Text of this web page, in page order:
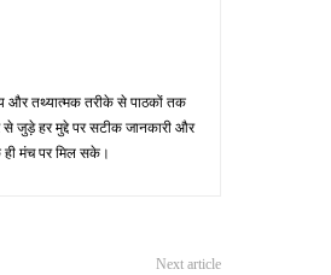
और तथ्यात्मक तरीके से पाठकों तक
से जुड़े हर मुद्दे पर सटीक जानकारी और
ही मंच पर मिल सके।
Next article